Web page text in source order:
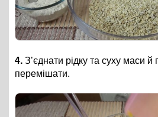
4.З’єднати рідку та суху маси й
перемішати.